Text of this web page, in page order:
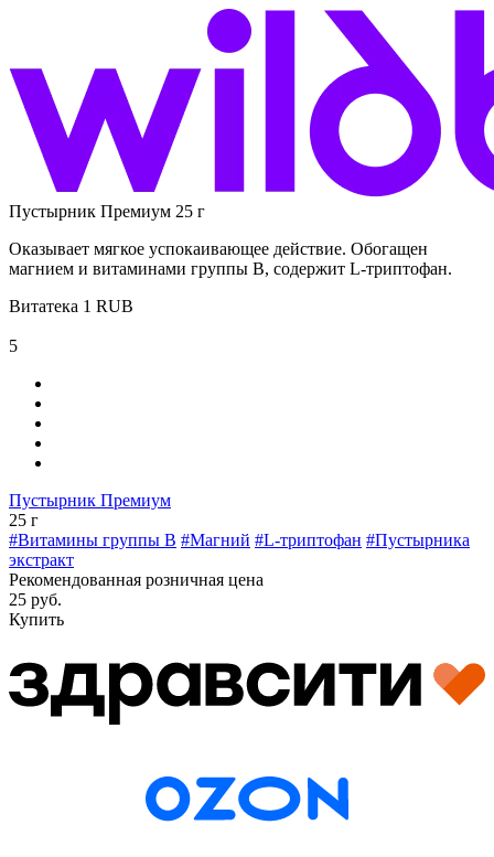
Пустырник Премиум 25 г
Оказывает мягкое успокаивающее действие. Обогащен
магнием и витаминами группы В, содержит L-триптофан.
Витатека 1 RUB
5
Пустырник Премиум
25 г
#Витамины группы В #Магний #L-триптофан #Пустырника
экстракт
Рекомендованная розничная цена
25 руб.
Купить